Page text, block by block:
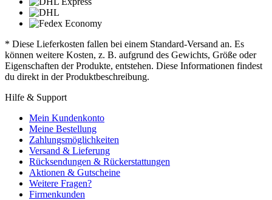
* Diese Lieferkosten fallen bei einem Standard-Versand an. Es
können weitere Kosten, z. B. aufgrund des Gewichts, Größe oder
Eigenschaften der Produkte, entstehen. Diese Informationen findest
du direkt in der Produktbeschreibung.
Hilfe & Support
Mein Kundenkonto
Meine Bestellung
Zahlungsmöglichkeiten
Versand & Lieferung
Rücksendungen & Rückerstattungen
Aktionen & Gutscheine
Weitere Fragen?
Firmenkunden